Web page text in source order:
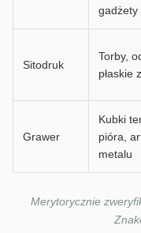
gadżety
Sitodruk
Torby,
płaskie
Grawer
Kubki
pióra,
metalu
Merytorycznie